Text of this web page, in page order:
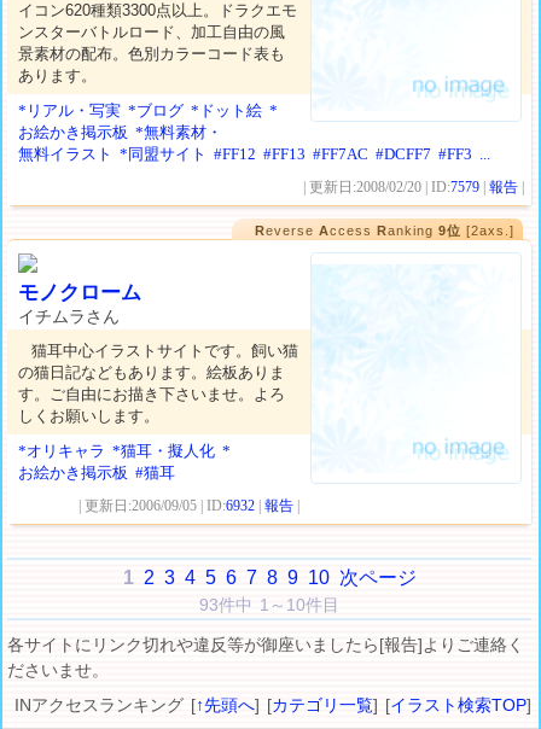
イコン620種類3300点以上。ドラクエモ
ンスターバトルロード、加工自由の風
景素材の配布。色別カラーコード表も
あります。
*リアル・写実 *ブログ *ドット絵 *
お絵かき掲示板 *無料素材・
無料イラスト
*同盟サイト #FF12 #FF13 #FF7AC #DCFF7 #FF3 ...
| 更新日:2008/02/20 | ID:7579 |報告
ReverseAccessRanking9位 [2axs.]
モノクローム
イチムラさん
猫耳中心イラストサイトです。飼い猫
の猫日記などもあります。絵板ありま
す。ご自由にお描き下さいませ。よろ
しくお願いします。
*オリキャラ *猫耳・擬人化 *
お絵かき掲示板 #猫耳
| 更新日:2006/09/05 | ID:6932 |報告
1 2 3 4 5 6 7 8 9 10 次ページ
93件中 1～10件目
各サイトにリンク切れや違反等が御座いましたら[報告]よりご連絡く
ださいませ。
INアクセスランキング [↑先頭へ] [カテゴリ一覧] [イラスト検索TOP]